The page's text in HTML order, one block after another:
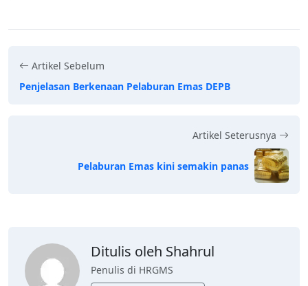
Artikel Sebelum
Penjelasan Berkenaan Pelaburan Emas DEPB
Artikel Seterusnya
Pelaburan Emas kini semakin panas
Ditulis oleh Shahrul
Penulis di HRGMS